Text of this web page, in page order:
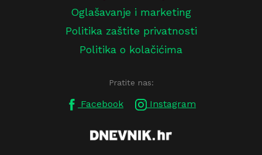
Oglašavanje i marketing
Politika zaštite privatnosti
Politika o kolačićima
Pratite nas:
Facebook Instagram